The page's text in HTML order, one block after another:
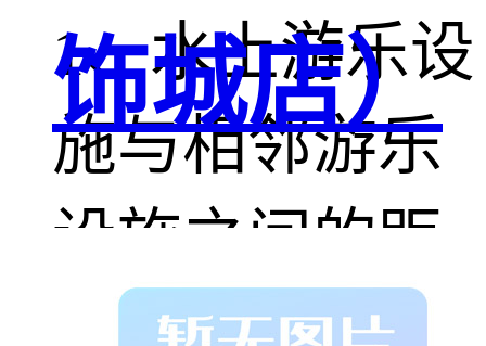
1、水上游乐设
施与相邻游乐
设施之间的距
饰城店）